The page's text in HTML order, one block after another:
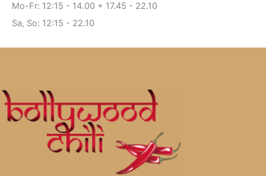
Mo-Fr: 12:15 - 14.00 + 17.45 - 22.10
Sa, So: 12:15 - 22.10